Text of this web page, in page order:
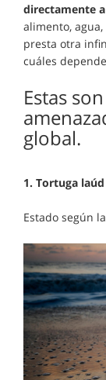
directamente
alimento,
presta otra
cuáles
Estas
global.
1. Tortuga
Estado según